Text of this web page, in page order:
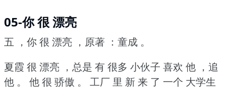
05-你 很 漂亮
五 ，你 很 漂亮 ，原著 ：童成 。
夏霞 很 漂亮 ，总是 有 很多 小伙子 喜欢 他 ，追
他 。
他 很 骄傲 。
工厂 里 新 来 了 一个 大学生